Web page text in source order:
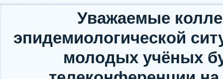
Уважаемые
эпидемиологической
молодых учёных